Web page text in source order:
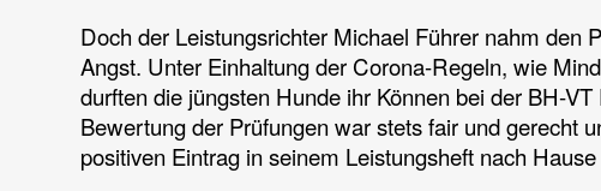
Doch der Leistungsrichter Michael Führer nahm den
Angst. Unter Einhaltung der Corona-Regeln, wie
durften die jüngsten Hunde ihr Können bei der BH-
Bewertung der Prüfungen war stets fair und gerecht
positiven Eintrag in seinem Leistungsheft nach